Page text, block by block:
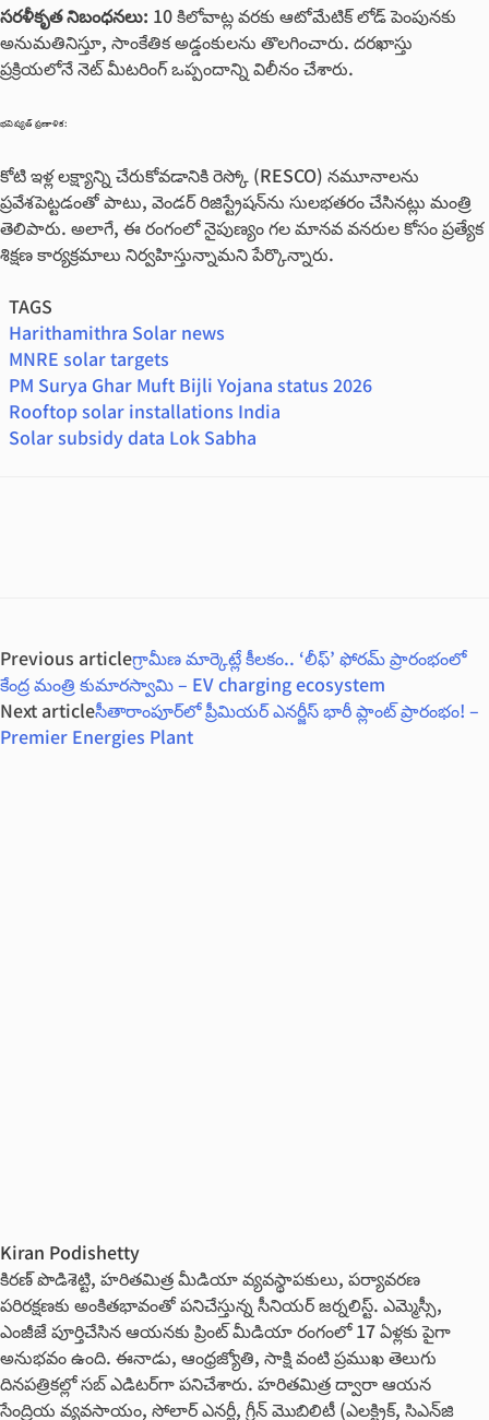
సరళీకృత నిబంధనలు: 10 కిలోవాట్ల వరకు ఆటోమేటిక్ లోడ్ పెంపునకు
అనుమతినిస్తూ, సాంకేతిక అడ్డంకులను తొలగించారు. దరఖాస్తు
ప్రక్రియలోనే నెట్ మీటరింగ్ ఒప్పందాన్ని విలీనం చేశారు.
భవిష్యత్ ప్రణాళిక:
కోటి ఇళ్ల లక్ష్యాన్ని చేరుకోవడానికి రెస్కో (RESCO) నమూనాలను
ప్రవేశపెట్టడంతో పాటు, వెండర్ రిజిస్ట్రేషన్‌ను సులభతరం చేసినట్లు మంత్రి
తెలిపారు. అలాగే, ఈ రంగంలో నైపుణ్యం గల మానవ వనరుల కోసం ప్రత్యేక
శిక్షణ కార్యక్రమాలు నిర్వహిస్తున్నామని పేర్కొన్నారు.
TAGS
Harithamithra Solar news
MNRE solar targets
PM Surya Ghar Muft Bijli Yojana status 2026
Rooftop solar installations India
Solar subsidy data Lok Sabha
Previous articleగ్రామీణ మార్కెట్లే కీలకం.. ‘లీఫ్’ ఫోరమ్ ప్రారంభంలో
కేంద్ర మంత్రి కుమారస్వామి – EV charging ecosystem
Next articleసీతారాంపూర్‌లో ప్రీమియర్ ఎనర్జీస్ భారీ ప్లాంట్ ప్రారంభం! –
Premier Energies Plant
Kiran Podishetty
కిరణ్ పొడిశెట్టి, హరితమిత్ర మీడియా వ్యవస్థాపకులు, పర్యావరణ
పరిరక్షణకు అంకితభావంతో పనిచేస్తున్న సీనియ‌ర్‌ జర్నలిస్ట్. ఎమ్మెస్సీ,
ఎంజీజే పూర్తిచేసిన‌ ఆయనకు ప్రింట్ మీడియా రంగంలో 17 ఏళ్లకు పైగా
అనుభవం ఉంది. ఈనాడు, ఆంధ్రజ్యోతి, సాక్షి వంటి ప్రముఖ తెలుగు
దినపత్రికల్లో సబ్‌ ఎడిటర్‌గా ప‌నిచేశారు. హరితమిత్ర ద్వారా ఆయన
సేంద్రియ వ్యవసాయం, సోలార్ ఎనర్జీ, గ్రీన్ మొబిలిటీ (ఎలక్ట్రిక్‌, సిఎన్‌జి